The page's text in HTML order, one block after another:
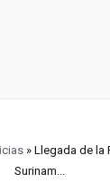
» Llegada de la
Surinam...